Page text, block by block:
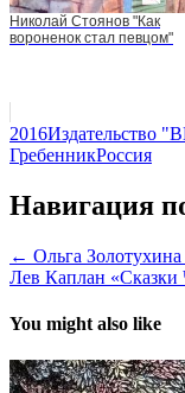
Николай Стоянов "Как
вороненок стал певцом"
2016Издательство
ГребенникРоссия
Навигация
← Ольга Золотухина
Лев Каплан «Сказки
You might also like